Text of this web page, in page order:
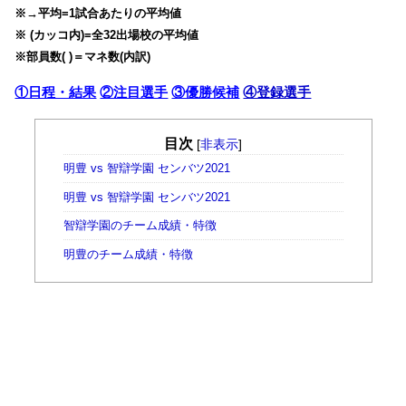
※→平均=1試合あたりの平均値
※ (カッコ内)=全32出場校の平均値
※部員数( )＝マネ数(内訳)
①日程・結果 ②注目選手 ③優勝候補 ④登録選手
目次 [非表示]
明豊 vs 智辯学園 センバツ2021
明豊 vs 智辯学園 センバツ2021
智辯学園のチーム成績・特徴
明豊のチーム成績・特徴